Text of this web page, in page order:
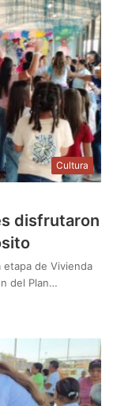
Cultura
disfrutaron
de Vivienda
del Plan…